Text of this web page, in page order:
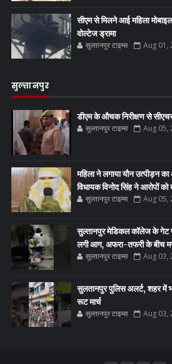
सीएम से मिलने आई महिला
वोल्टेज ड्रामा
सुल्तानपुर टाइम्स Aug 01,
सुल्तानपुर
डीएम के औचक निरीक्षण से
सुल्तानपुर टाइम्स Aug 05,
महिला ने लगाया यौन उत्पीड़न
विधायक विनोद सिंह ने आरोपों को
सुल्तानपुर टाइम्स Aug 05,
सुल्तानपुर मेडिकल कॉलेज के गेट
लगी आग, अफरा-तफरी के बीच
सुल्तानपुर टाइम्स Aug 03,
सुलतानपुर पुलिस अलर्ट, शहर में
रूट मार्च
सुल्तानपुर टाइम्स Aug 03,